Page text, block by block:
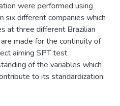
were performed using
six different companies which
at three different Brazilian
made for the continuity of
aiming SPT test
of the variables which
to its standardization.